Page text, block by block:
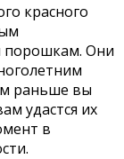
красного
порошкам. Они
раньше вы
удастся их
в